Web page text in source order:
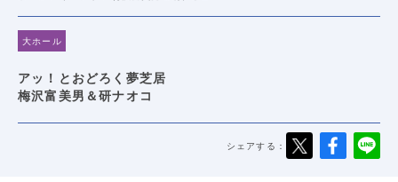
大ホール
アッ！とおどろく夢芝居
梅沢富美男＆研ナオコ
シェアする：